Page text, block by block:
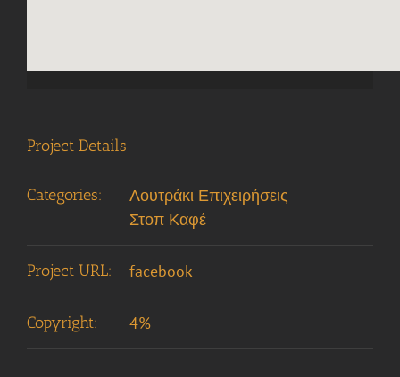
Project Details
Categories:
Λουτράκι Επιχειρήσεις
Στοπ Καφέ
Project URL: facebook
Copyright: 4%